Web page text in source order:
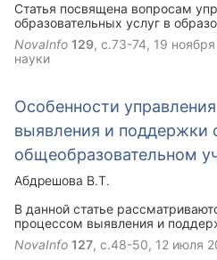
Статья посвящена вопросам
образовательных услуг в
рассмотрена процессная
образовательных услуг в
ее компоненты.
NovaInfo 129, с.73-74, 19 ноября
науки
Особенности
выявления и поддержки
общеобразовательном
Абдрешова В.Т.
В данной статье
процессом выявления и
общеобразовательном
управления процессом
NovaInfo 127, с.48-50, 12 июля